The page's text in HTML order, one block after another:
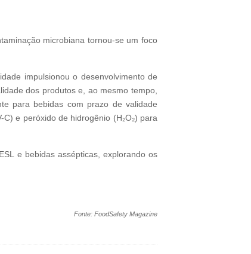
microbiana tornou-se um foco
impulsionou o desenvolvimento de
dos produtos e, ao mesmo tempo,
para bebidas com prazo de validade
e peróxido de hidrogênio (H₂O₂) para
e bebidas assépticas, explorando os
Fonte: FoodSafety Magazine